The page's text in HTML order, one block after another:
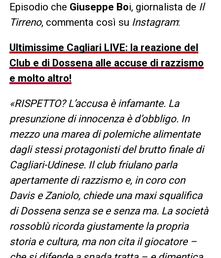
Episodio che Giuseppe Boi, giornalista de Il
Tirreno, commenta così su Instagram:
Ultimissime Cagliari LIVE: la reazione del
Club e di Dossena alle accuse di razzismo
e molto altro!
«RISPETTO? L’accusa è infamante. La
presunzione di innocenza è d’obbligo. In
mezzo una marea di polemiche alimentate
dagli stessi protagonisti del brutto finale di
Cagliari-Udinese. Il club friulano parla
apertamente di razzismo e, in coro con
Davis e Zaniolo, chiede una maxi squalifica
di Dossena senza se e senza ma. La società
rossoblù ricorda giustamente la propria
storia e cultura, ma non cita il giocatore –